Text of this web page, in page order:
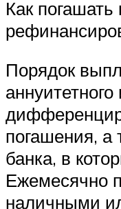
Как погашать
Порядок
аннуитетного
погашения, а
банка, в
Ежемесячно
наличными